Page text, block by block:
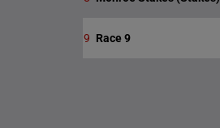
9 Race 9